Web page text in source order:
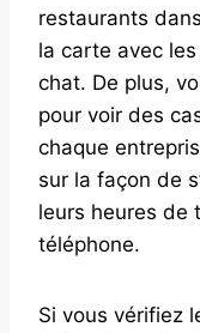
restaurants
la carte avec
chat. De plus,
pour voir des
chaque
sur la façon de
leurs heures de
téléphone.
Si vous vérifiez